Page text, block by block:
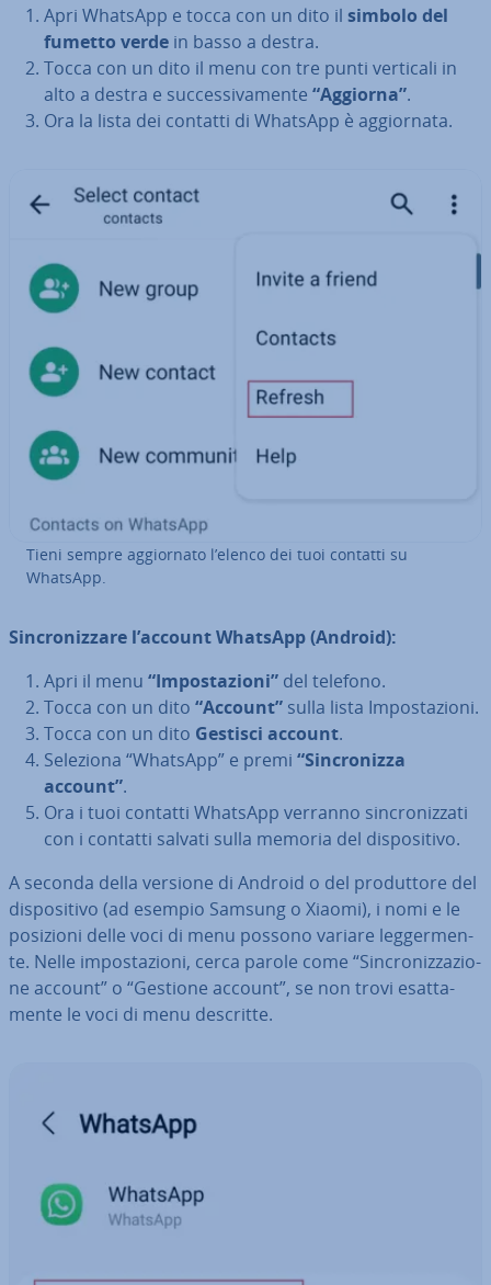
Apri WhatsApp e tocca con un dito il simbolo del
fumetto verde in basso a destra.
Tocca con un dito il menu con tre punti verticali in
alto a destra e suc­ces­si­va­men­te “Aggiorna”.
Ora la lista dei contatti di WhatsApp è ag­gior­na­ta.
Tieni sempre ag­gior­na­to l’elenco dei tuoi contatti su
WhatsApp.
Sin­cro­niz­za­re l’account WhatsApp (Android):
Apri il menu “Im­po­sta­zio­ni” del telefono.
Tocca con un dito “Account” sulla lista Im­po­sta­zio­ni.
Tocca con un dito Gestisci account.
Seleziona “WhatsApp” e premi “Sin­cro­niz­za
account”.
Ora i tuoi contatti WhatsApp verranno sin­cro­niz­za­ti
con i contatti salvati sulla memoria del di­spo­si­ti­vo.
A seconda della versione di Android o del pro­dut­to­re del
di­spo­si­ti­vo (ad esempio Samsung o Xiaomi), i nomi e le
posizioni delle voci di menu possono variare leg­ger­men­
te. Nelle im­po­sta­zio­ni, cerca parole come “Sin­cro­niz­za­zio­
ne account” o “Gestione account”, se non trovi esat­ta­
men­te le voci di menu descritte.